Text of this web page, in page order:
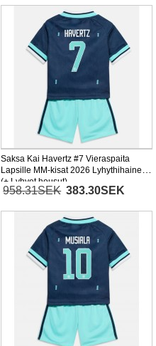
Saksa Kai Havertz #7 Vieraspaita
Lapsille MM-kisat 2026 Lyhythihainen
(+ Lyhyet housut)
958.31SEK 383.30SEK